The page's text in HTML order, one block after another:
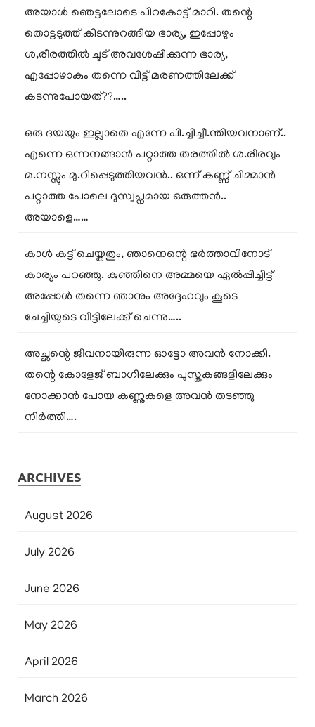
അയാൾ ഞെട്ടലോടെ പിറകോട്ട് മാറി. തന്റെ
തൊട്ടടുത്ത് കിടന്നുറങ്ങിയ ഭാര്യ, ഇപ്പോഴും
ശ,രീരത്തിൽ ചൂട് അവശേഷിക്കുന്ന ഭാര്യ,
എപ്പോഴാകും തന്നെ വിട്ട് മരണത്തിലേക്ക്
കടന്നുപോയത്??…..
ഒരു ദയയും ഇല്ലാതെ എന്നേ പി.ച്ചിച്ചീ.ന്തിയവനാണ്..
എന്നെ ഒന്നനങ്ങാൻ പറ്റാത്ത തരത്തിൽ ശ.രീരവും
മ.നസ്സും മു.റിപ്പെടുത്തിയവൻ.. ഒന്ന് കണ്ണ് ചിമ്മാൻ
പറ്റാത്ത പോലെ ദുസ്വപ്നമായ ഒരുത്തൻ..
അയാളെ……
കാൾ കട്ട് ചെയ്തതും, ഞാനെന്റെ ഭർത്താവിനോട്
കാര്യം പറഞ്ഞു. കുഞ്ഞിനെ അമ്മയെ ഏൽപ്പിച്ചിട്ട്
അപ്പോൾ തന്നെ ഞാനും അദ്ദേഹവും കൂടെ
ചേച്ചിയുടെ വീട്ടിലേക്ക് ചെന്നു…..
അച്ഛന്റെ ജീവനായിരുന്ന ഓട്ടോ അവൻ നോക്കി.
തന്റെ കോളേജ് ബാഗിലേക്കും പുസ്തകങ്ങളിലേക്കും
നോക്കാൻ പോയ കണ്ണുകളെ അവൻ തടഞ്ഞു
നിർത്തി….
ARCHIVES
August 2026
July 2026
June 2026
May 2026
April 2026
March 2026